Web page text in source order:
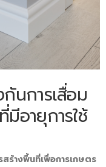
นการเสื่อม
อายุการใช้
ร้างพื้นที่เพื่อการเกษตร